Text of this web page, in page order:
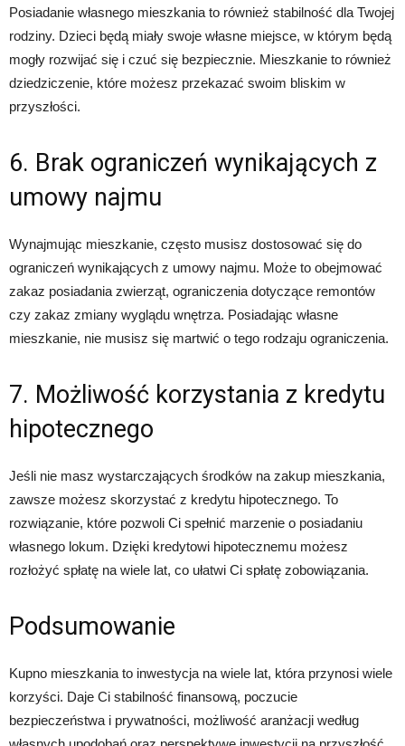
Posiadanie własnego mieszkania to również stabilność dla Twojej
rodziny. Dzieci będą miały swoje własne miejsce, w którym będą
mogły rozwijać się i czuć się bezpiecznie. Mieszkanie to również
dziedziczenie, które możesz przekazać swoim bliskim w
przyszłości.
6. Brak ograniczeń wynikających z
umowy najmu
Wynajmując mieszkanie, często musisz dostosować się do
ograniczeń wynikających z umowy najmu. Może to obejmować
zakaz posiadania zwierząt, ograniczenia dotyczące remontów
czy zakaz zmiany wyglądu wnętrza. Posiadając własne
mieszkanie, nie musisz się martwić o tego rodzaju ograniczenia.
7. Możliwość korzystania z kredytu
hipotecznego
Jeśli nie masz wystarczających środków na zakup mieszkania,
zawsze możesz skorzystać z kredytu hipotecznego. To
rozwiązanie, które pozwoli Ci spełnić marzenie o posiadaniu
własnego lokum. Dzięki kredytowi hipotecznemu możesz
rozłożyć spłatę na wiele lat, co ułatwi Ci spłatę zobowiązania.
Podsumowanie
Kupno mieszkania to inwestycja na wiele lat, która przynosi wiele
korzyści. Daje Ci stabilność finansową, poczucie
bezpieczeństwa i prywatności, możliwość aranżacji według